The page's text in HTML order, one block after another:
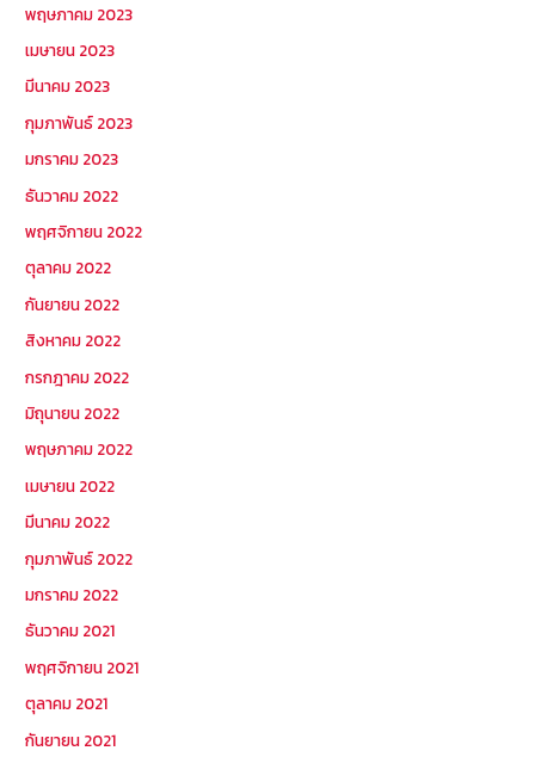
พฤษภาคม 2023
เมษายน 2023
มีนาคม 2023
กุมภาพันธ์ 2023
มกราคม 2023
ธันวาคม 2022
พฤศจิกายน 2022
ตุลาคม 2022
กันยายน 2022
สิงหาคม 2022
กรกฎาคม 2022
มิถุนายน 2022
พฤษภาคม 2022
เมษายน 2022
มีนาคม 2022
กุมภาพันธ์ 2022
มกราคม 2022
ธันวาคม 2021
พฤศจิกายน 2021
ตุลาคม 2021
กันยายน 2021